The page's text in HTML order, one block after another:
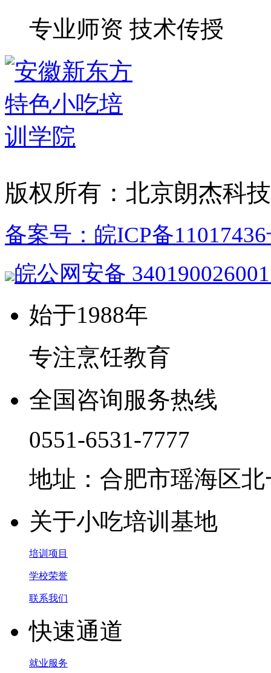
专业师资 技术传授
版权所有：北京朗杰科
备案号：皖ICP备
皖公网安备
始于1988年
专注烹饪教育
全国咨询服务热线
0551-6531-7777
地址：合肥市瑶海区
关于小吃培训基地
培训项目
学校荣誉
联系我们
快速通道
就业服务